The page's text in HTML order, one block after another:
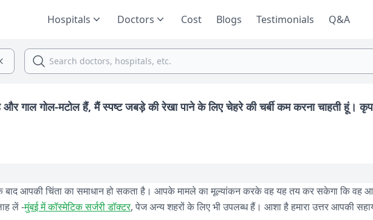
Hospitals Doctors Cost Blogs Testimonials Q&A
और गाल गोल-मटोल हैं, मैं स्पष्ट जबड़े की रेखा पाने के लिए चेहरे की चर्बी कम करना चाहती हूं।
बाद आपकी चिंता का समाधान हो सकता है। आपके मामले का मूल्यांकन करके वह यह तय कर सकेगा कि वह
लें -मुंबई में कॉस्मेटिक सर्जरी डॉक्टर, पेज अन्य शहरों के लिए भी उपलब्ध हैं। आशा है हमारा उत्तर आपकी